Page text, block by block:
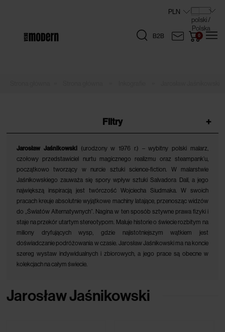
B2B
Filtry +
Jarosław Jaśnikowski
(urodzony w 1976 r.) – wybitny polski malarz,
czołowy przedstawiciel nurtu magicznego realizmu oraz steampank’u,
początkowo tworzący w nurcie sztuki science-fiction. W malarstwie
Jaśnikowskiego zauważa się spory wpływ sztuki Salvadora Dalí, a jego
największą inspiracją jest twórczość Wojciecha Siudmaka. W swoich
pracach kreuje absolutnie wyjątkowe machiny latające, przenosząc widzów
do „Światów Alternatywnych”. Nagina w ten sposób sztywne prawa fizyki i
staje na przekór utartym stereotypom. Maluje historie o świecie rozbitym na
miliony dryfujących wysp, gdzie najistotniejszym wątkiem jest
doświadczanie podróżowania w czasie. Jarosław Jaśnikowski ma na koncie
szereg wystaw indywidualnych i zbiorowych, a jego prace są obecne w
kolekcjach na całym świecie.
Jarosław Jaśnikowski